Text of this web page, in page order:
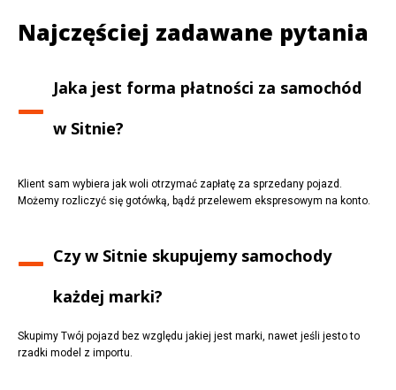
Najczęściej zadawane pytania
Jaka jest forma płatności za samochód
w Sitnie?
Klient sam wybiera jak woli otrzymać zapłatę za sprzedany pojazd.
Możemy rozliczyć się gotówką, bądź przelewem ekspresowym na konto.
Czy w Sitnie skupujemy samochody
każdej marki?
Skupimy Twój pojazd bez względu jakiej jest marki, nawet jeśli jesto to
rzadki model z importu.